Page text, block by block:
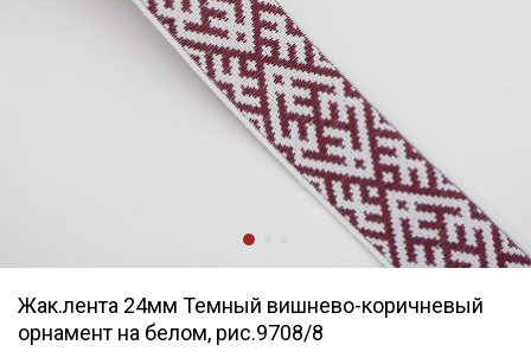
Жак.лента 24мм Темный вишнево-коричневый
орнамент на белом, рис.9708/8